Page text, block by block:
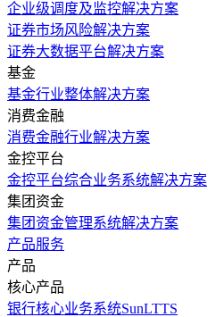
企业级调度及监控解决方案
证券市场风险解决方案
证券大数据平台解决方案
基金
基金行业整体解决方案
消费金融
消费金融行业解决方案
金控平台
金控平台综合业务系统解决方案
集团资金
集团资金管理系统解决方案
产品服务
产品
核心产品
银行核心业务系统SunLTTS